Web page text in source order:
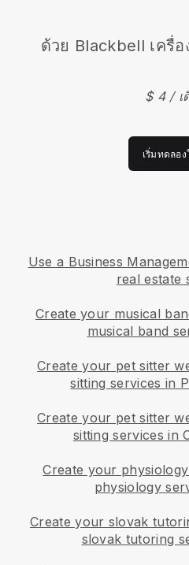
ด้วย Blackbell เครื่
$ 4 / เ
เริ่มทดลอ
Use a Business
real estate
Create your musical
musical band
Create your pet sitter
sitting services in
Create your pet sitter
sitting services in
Create your
physiology
Create your slovak
slovak tutoring